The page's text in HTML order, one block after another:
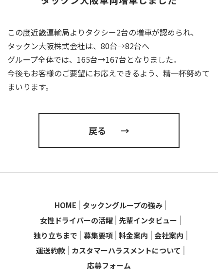
この度近畿運輸局よりタクシー2台の増車が認められ、
タックン大阪株式会社は、80台→82台へ
グループ全体では、165台→167台となりました。
今後もお客様のご要望にお応えできるよう、精一杯努めて
まいります。
戻る →
HOME
タックングループの強み
女性ドライバーの活躍
先輩インタビュー
独り立ちまで
募集要項 料金案内
会社案内
運送約款
カスタマーハラスメントについて
応募フォーム